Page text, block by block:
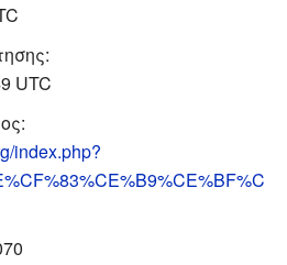
UTC
index.php?